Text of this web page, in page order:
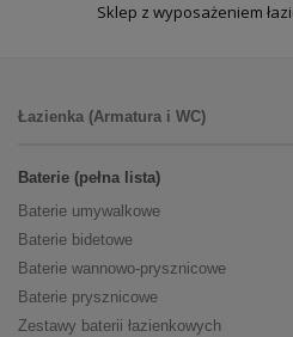
Sklep z wyposażeniem
Łazienka (Armatura i WC)
Baterie (pełna lista)
Baterie umywalkowe
Baterie bidetowe
Baterie wannowo-prysznicowe
Baterie prysznicowe
Zestawy baterii łazienkowych